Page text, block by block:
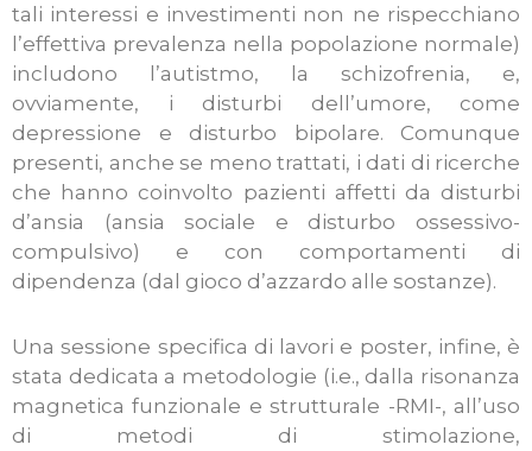
tali interessi e investimenti non ne rispecchiano
l’effettiva prevalenza nella popolazione normale)
includono l’autistmo, la schizofrenia, e,
ovviamente, i disturbi dell’umore, come
depressione e disturbo bipolare. Comunque
presenti, anche se meno trattati, i dati di ricerche
che hanno coinvolto pazienti affetti da disturbi
d’ansia (ansia sociale e disturbo ossessivo-
compulsivo) e con comportamenti di
dipendenza (dal gioco d’azzardo alle sostanze).
Una sessione specifica di lavori e poster, infine, è
stata dedicata a metodologie (i.e., dalla risonanza
magnetica funzionale e strutturale -RMI-, all’uso
di metodi di stimolazione,